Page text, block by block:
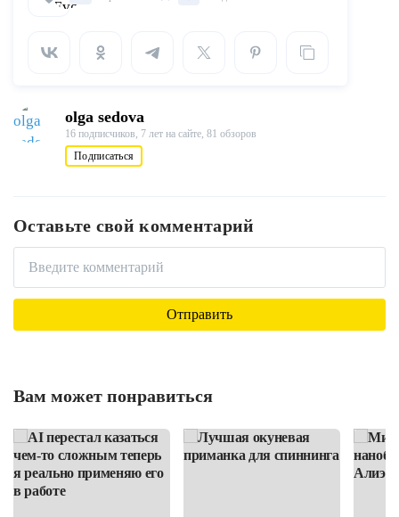
olga sedova
16 подписчиков, 7 лет на сайте, 81 обзоров
Подписаться
Оставьте свой комментарий
Вам может понравиться